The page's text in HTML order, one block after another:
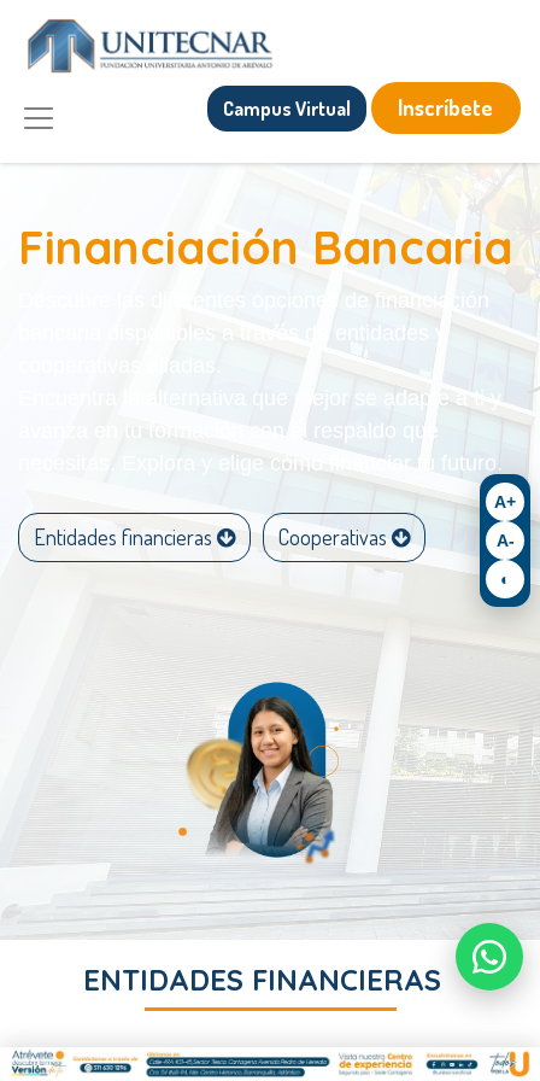
Campus Virtual Inscríbete
Financiación Bancaria
Descubre las diferentes opciones de financiación
bancaria disponibles a través de entidades y
Encuentra la alternativa que mejor se adapte a ti y
avanza en tu formación con el respaldo que
necesitas. Explora y elige cómo financiar tu futuro.
Entidades financieras Cooperativas
ENTIDADES FINANCIERAS
A+
A-
◐